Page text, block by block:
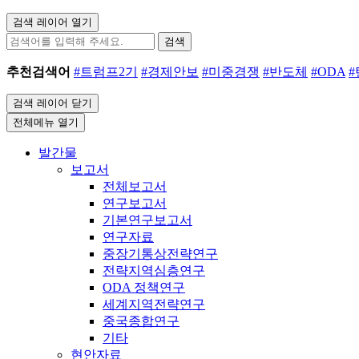
검색 레이어 열기
검색
추천검색어 #트럼프2기 #경제안보 #미중경쟁 #반도체 #ODA #
검색 레이어 닫기
전체메뉴 열기
발간물
보고서
전체보고서
연구보고서
기본연구보고서
연구자료
중장기통상전략연구
전략지역심층연구
ODA 정책연구
세계지역전략연구
중국종합연구
기타
현안자료